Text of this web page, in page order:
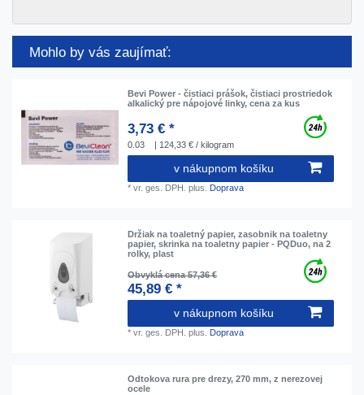
Mohlo by vás zaujímať:
Bevi Power - čistiaci prášok, čistiaci prostriedok
alkalický pre nápojové linky, cena za kus
3,73 € *
0.03 | 124,33 € / kilogram
v nákupnom košíku
*vr. ges. DPH. plus. Doprava
Držiak na toaletný papier, zasobnik na toaletny
papier, skrinka na toaletny papier - PQDuo, na 2
rolky, plast
Obvyklá cena 57,36 €
45,89 € *
v nákupnom košíku
*vr. ges. DPH. plus. Doprava
Odtokova rura pre drezy, 270 mm, z nerezovej
ocele